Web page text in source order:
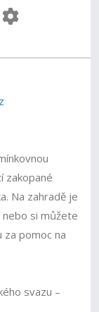
zakopané
Na zahradě je
si můžete
za pomoc na
svazu –